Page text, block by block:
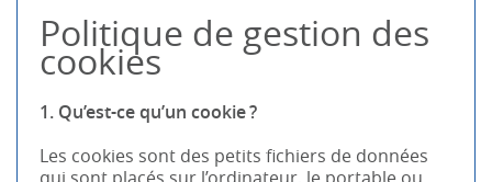
Politique de gestion des
cookies
1. Qu’est-ce qu’un cookie ?
Les cookies sont des petits fichiers de données